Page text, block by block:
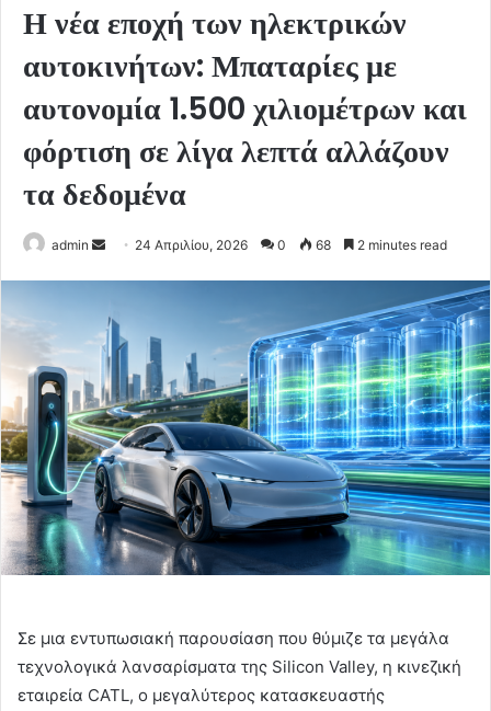
Η νέα εποχή των ηλεκτρικών
αυτοκινήτων: Μπαταρίες με
αυτονομία 1.500 χιλιομέτρων και
φόρτιση σε λίγα λεπτά αλλάζουν
τα δεδομένα
admin
Send 24 Απριλίου, 2026 0 68 2 minutes read
Σε μια εντυπωσιακή παρουσίαση που θύμιζε τα μεγάλα
τεχνολογικά λανσαρίσματα της Silicon Valley, η κινεζική
εταιρεία CATL, ο μεγαλύτερος κατασκευαστής